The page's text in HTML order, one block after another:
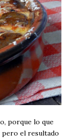
porque lo que
pero el resultado